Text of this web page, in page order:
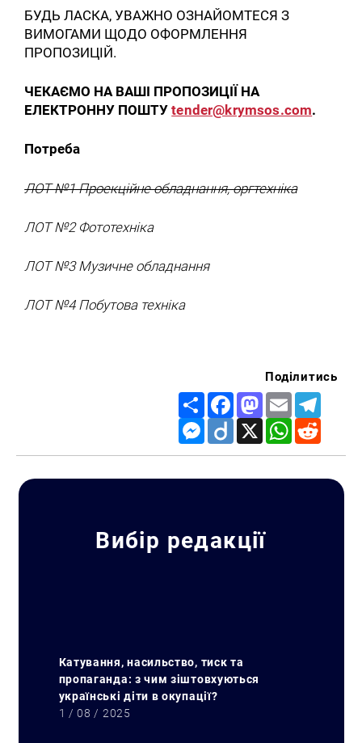
БУДЬ ЛАСКА, УВАЖНО ОЗНАЙОМТЕСЯ З
ВИМОГАМИ ЩОДО ОФОРМЛЕННЯ
ПРОПОЗИЦІЙ.
ЧЕКАЄМО НА ВАШІ ПРОПОЗИЦІЇ НА
ЕЛЕКТРОННУ ПОШТУtender@krymsos.com.
Потреба
ЛОТ №1 Проекційне обладнання, оргтехніка
ЛОТ №2 Фототехніка
ЛОТ №3 Музичне обладнання
ЛОТ №4 Побутова техніка
Поділитись
Share FacebookMastodon
Email
Messenger
Diigo X WhatsApp
Вибір редакції
Катування, насильство, тиск та
пропаганда: з чим зіштовхуються
українські діти в окупації?
1 / 08 / 2025